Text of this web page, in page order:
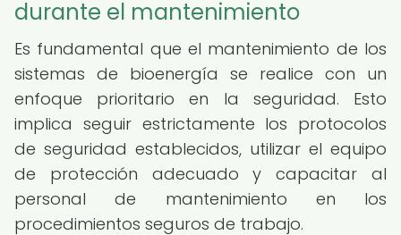
durante el mantenimiento
Es fundamental que el mantenimiento de los
sistemas de bioenergía se realice con un
enfoque prioritario en la seguridad. Esto
implica seguir estrictamente los protocolos
de seguridad establecidos, utilizar el equipo
de protección adecuado y capacitar al
personal de mantenimiento en los
procedimientos seguros de trabajo.